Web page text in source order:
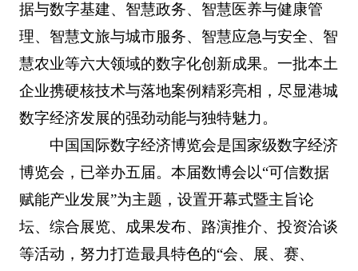
据与数字基建、智慧政务、智慧医养与健康管
理、智慧文旅与城市服务、智慧应急与安全、智
慧农业等六大领域的数字化创新成果。一批本土
企业携硬核技术与落地案例精彩亮相，尽显港城
数字经济发展的强劲动能与独特魅力。
中国国际数字经济博览会是国家级数字经济
博览会，已举办五届。本届数博会以“可信数据
赋能产业发展”为主题，设置开幕式暨主旨论
坛、综合展览、成果发布、路演推介、投资洽谈
等活动，努力打造最具特色的“会、展、赛、